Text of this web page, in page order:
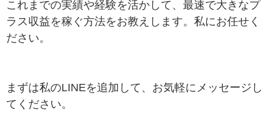
これまでの実績や経験を活かして、最速で大きなプ
ラス収益を稼ぐ方法をお教えします。私にお任せく
ださい。
まずは私のLINEを追加して、お気軽にメッセージし
てください。